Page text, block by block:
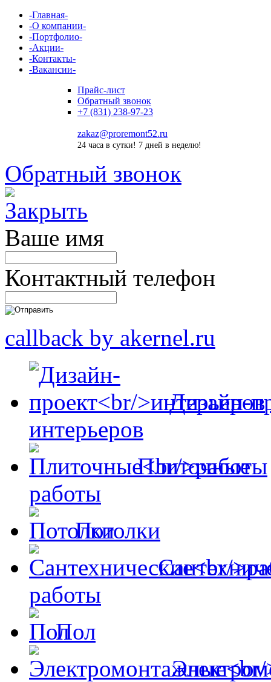
-Главная-
-О компании-
-Портфолио-
-Акции-
-Контакты-
-Вакансии-
Прайс-лист
Обратный звонок
+7 (831) 238-97-23
zakaz@proremont52.ru
24 часа в сутки! 7 дней в неделю!
Обратный звонок
Ваше имя
Контактный телефон
callback by akernel.ru
Дизайн-
интерьеров
Плиточные
работы
Потолки
работы
Пол